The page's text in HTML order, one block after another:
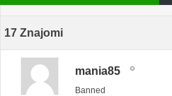
17 Znajomi
mania85
Banned